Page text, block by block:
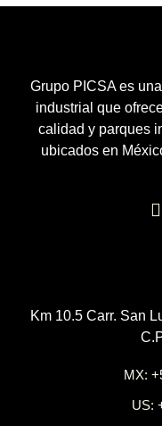
Grupo PICSA es
industrial que
calidad y parques
ubicados en
Km 10.5 Carr. San
MX:
US: